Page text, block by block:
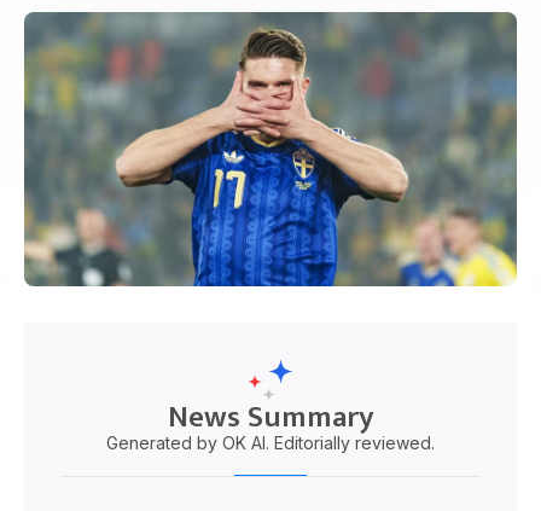
News Summary
Generated by OK AI. Editorially reviewed.